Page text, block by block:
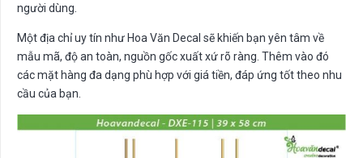
người dùng.
Một địa chỉ uy tín như Hoa Văn Decal sẽ khiến bạn yên tâm về
mẫu mã, độ an toàn, nguồn gốc xuất xứ rõ ràng. Thêm vào đó
các mặt hàng đa dạng phù hợp với giá tiền, đáp ứng tốt theo nhu
cầu của bạn.